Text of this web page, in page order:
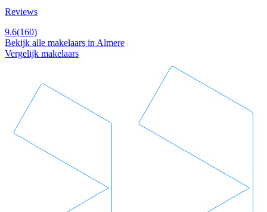
Reviews
9.6(160)
Bekijk alle makelaars in Almere
Vergelijk makelaars